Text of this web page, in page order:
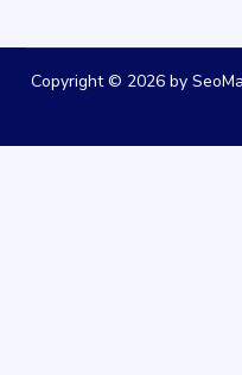
Copyright © 2026 by